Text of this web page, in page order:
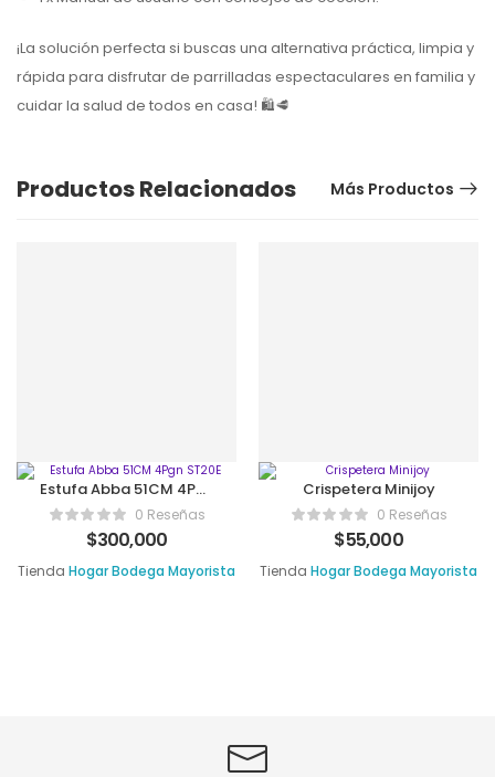
¡La solución perfecta si buscas una alternativa práctica, limpia y
rápida para disfrutar de parrilladas espectaculares en familia y
cuidar la salud de todos en casa! 🛍️🥩
Productos Relacionados Más Productos
Estufa Abba 51CM 4Pgn
ST20E0 Reseñas
$300,000
Tienda Hogar Bodega Mayorista
Crispetera Minijoy
0 Reseñas
$55,000
Tienda Hogar Bodega Mayorista